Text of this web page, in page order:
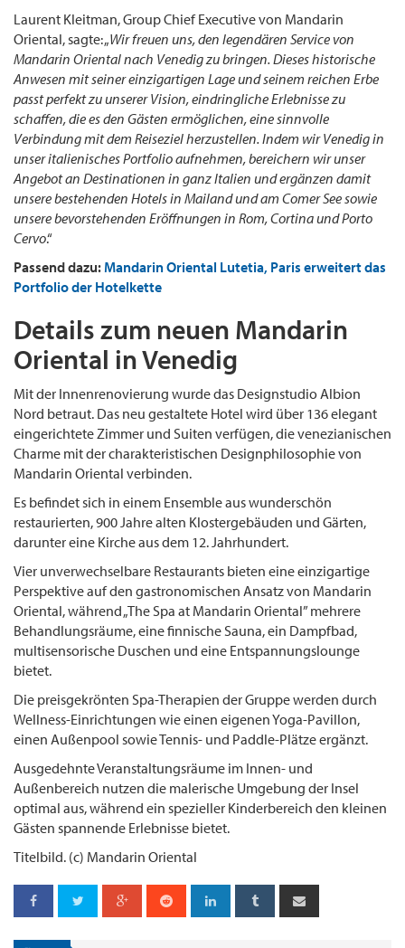
Laurent Kleitman, Group Chief Executive von Mandarin
Oriental, sagte: „Wir freuen uns, den legendären Service von
Mandarin Oriental nach Venedig zu bringen. Dieses historische
Anwesen mit seiner einzigartigen Lage und seinem reichen Erbe
passt perfekt zu unserer Vision, eindringliche Erlebnisse zu
schaffen, die es den Gästen ermöglichen, eine sinnvolle
Verbindung mit dem Reiseziel herzustellen. Indem wir Venedig in
unser italienisches Portfolio aufnehmen, bereichern wir unser
Angebot an Destinationen in ganz Italien und ergänzen damit
unsere bestehenden Hotels in Mailand und am Comer See sowie
unsere bevorstehenden Eröffnungen in Rom, Cortina und Porto
Cervo.“
Passend dazu: Mandarin Oriental Lutetia, Paris erweitert das
Portfolio der Hotelkette
Details zum neuen Mandarin
Oriental in Venedig
Mit der Innenrenovierung wurde das Designstudio Albion
Nord betraut. Das neu gestaltete Hotel wird über 136 elegant
eingerichtete Zimmer und Suiten verfügen, die venezianischen
Charme mit der charakteristischen Designphilosophie von
Mandarin Oriental verbinden.
Es befindet sich in einem Ensemble aus wunderschön
restaurierten, 900 Jahre alten Klostergebäuden und Gärten,
darunter eine Kirche aus dem 12. Jahrhundert.
Vier unverwechselbare Restaurants bieten eine einzigartige
Perspektive auf den gastronomischen Ansatz von Mandarin
Oriental, während „The Spa at Mandarin Oriental” mehrere
Behandlungsräume, eine finnische Sauna, ein Dampfbad,
multisensorische Duschen und eine Entspannungslounge
bietet.
Die preisgekrönten Spa-Therapien der Gruppe werden durch
Wellness-Einrichtungen wie einen eigenen Yoga-Pavillon,
einen Außenpool sowie Tennis- und Paddle-Plätze ergänzt.
Ausgedehnte Veranstaltungsräume im Innen- und
Außenbereich nutzen die malerische Umgebung der Insel
optimal aus, während ein spezieller Kinderbereich den kleinen
Gästen spannende Erlebnisse bietet.
Titelbild. (c) Mandarin Oriental